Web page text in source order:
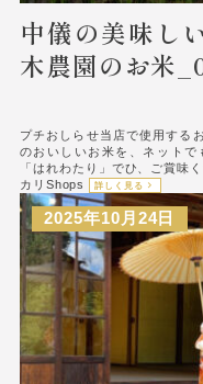
中儀の美味し
木農園のお米
プチおしらせ当店で使用する
のおいしいお米を、ネットで
「はれわたり」でひ、ご賞味
カリShops
詳しく見る
2025年10月24日